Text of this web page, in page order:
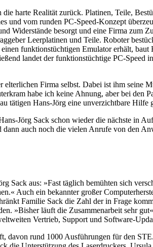
harte Realität zurück. Platinen, Teile,
und vom runden PC-Speed-Konzept
Widerstände besorgt und eine Firma zum
Leerplatinen und Teile. Roboter
funktionstüchtigen Emulator erhält,
landet der funktionstüchtige PC-
elterlichen Firma selbst. Dabei ist ihm
habe ich keine Ahnung, aber bei den
tätigen Hans-Jörg eine unverzichtbare Hilfe
Jörg Sack schon wieder die nächste in
auch noch die vielen Anrufe von den
Sack aus: »Fast täglich bemühten sich
Auch ein bekannter großer
Familie Sack die Zahl der in Frage
»Bisher läuft die Zusammenarbeit sehr
Vertrieb, Support und Software-
davon rund 1000 Ausführungen für den